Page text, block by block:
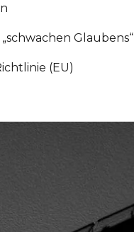
Glaubens“
(EU)